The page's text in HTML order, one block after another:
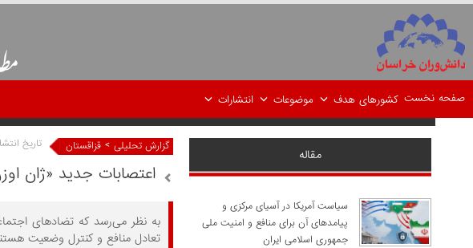
صفحه نخست کشورهای هدف موضوعات انتشارات
گزارش تحلیلی > قزاقستان تاریخ
اعتصابات جدید «ژان
به نظر می‌رسد که تضادهای
تعادل منافع و کنترل وضعیت
مقاله
سیاست آمریکا در آسیای مرکزی و
پیامدهای آن برای منافع و امنیت ملی
جمهوری اسلامی ایران